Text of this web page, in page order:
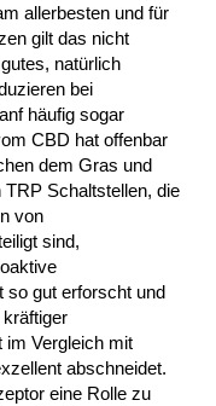
allerbesten und für
gilt das nicht
natürlich
bei
häufig sogar
CBD hat offenbar
dem Gras und
Schaltstellen, die
von
sind,
so gut erforscht und
im Vergleich mit
abschneidet.
eine Rolle zu